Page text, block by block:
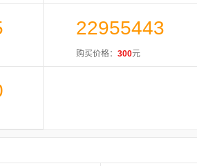
22955443
购买价格： 300元